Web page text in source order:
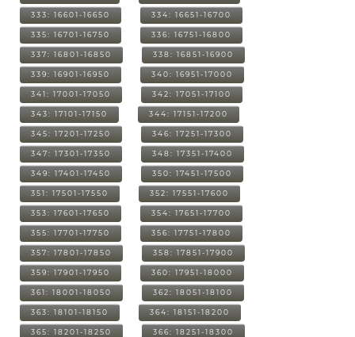
333: 16601-16650 334: 16651-16700
335: 16701-16750 336: 16751-16800
337: 16801-16850 338: 16851-16900
339: 16901-16950 340: 16951-17000
341: 17001-17050 342: 17051-17100
343: 17101-17150 344: 17151-17200
345: 17201-17250 346: 17251-17300
347: 17301-17350 348: 17351-17400
349: 17401-17450 350: 17451-17500
351: 17501-17550 352: 17551-17600
353: 17601-17650 354: 17651-17700
355: 17701-17750 356: 17751-17800
357: 17801-17850 358: 17851-17900
359: 17901-17950 360: 17951-18000
361: 18001-18050 362: 18051-18100
363: 18101-18150 364: 18151-18200
365: 18201-18250 366: 18251-18300